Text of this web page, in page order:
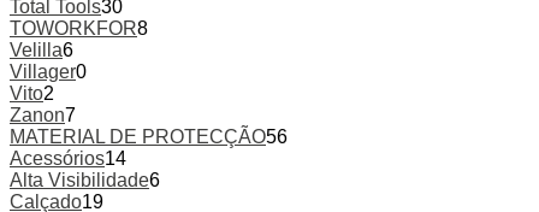
Total Tools30
TOWORKFOR8
Velilla6
Villager0
Vito2
Zanon7
MATERIAL DE PROTECÇÃO56
Acessórios14
Alta Visibilidade6
Calçado19